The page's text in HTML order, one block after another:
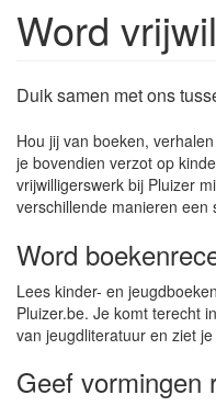
Word
Duik samen met ons
Hou jij van boeken,
je bovendien verzot op
vrijwilligerswerk bij Pluizer
verschillende manieren een
Word
Lees kinder- en
Pluizer.be. Je komt terecht
van jeugdliteratuur en ziet
Geef vormingen